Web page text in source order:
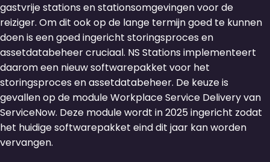
gastvrije stations en stationsomgevingen voor de
reiziger. Om dit ook op de lange termijn goed te kunnen
doen is een goed ingericht storingsproces en
assetdatabeheer cruciaal. NS Stations implementeert
daarom een nieuw softwarepakket voor het
storingsproces en assetdatabeheer. De keuze is
gevallen op de module Workplace Service Delivery van
ServiceNow. Deze module wordt in 2025 ingericht zodat
het huidige softwarepakket eind dit jaar kan worden
vervangen.